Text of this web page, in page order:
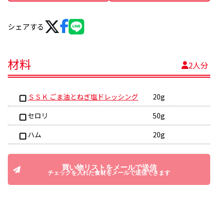
シェアする
材料 2人分
ＳＳＫ ごま油とねぎ塩ドレッシング
20g
セロリ
50g
ハム
20g
買い物リストをメールで送信
チェックを入れた食材をメールで送信できます